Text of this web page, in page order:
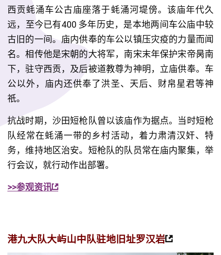
西贡蚝涌车公古庙座落于蚝涌河堤傍。该庙年代久
远，至今已有400 多年历史，是本地两间车公庙中较
古旧的一间。庙内供奉的车公以镇压灾疫的力量而闻
名。相传他是宋朝的大将军，南宋末年保护宋帝昺南
下，驻守西贡，及后被道教尊为神明，立庙供奉。车
公以外，庙内还供奉了洪圣、天后、财帛星君等神
祇。
抗战时期，沙田短枪队曾以该庙作为据点。当时短枪
队经常在蚝涌一带的乡村活动，着力肃清汉奸、特
务，维持地区治安。短枪队的队员常在庙内聚集，举
行会议，就行动作出部署。
>>参观资讯
港九大队大屿山中队驻地旧址罗汉岩